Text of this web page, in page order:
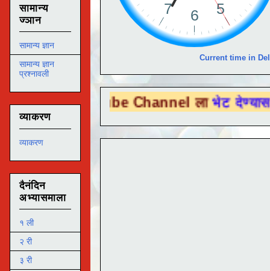
Current time in
Tube Channel लाभेट देण्यासाठी येथे क्लिक
सामान्य
ज्ञान
सामान्य ज्ञान
सामान्य ज्ञान
प्रश्नावली
व्याकरण
व्याकरण
दैनंदिन
अभ्यासमाला
१ ली
२ री
३ री